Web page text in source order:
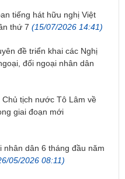
tiếng hát hữu nghị Việt
thứ 7 (15/07/2026 14:41)
đề triển khai các Nghị
đối ngoại nhân dân
tịch nước Tô Lâm về
giai đoạn mới
nhân dân 6 tháng đầu năm
05/2026 08:11)